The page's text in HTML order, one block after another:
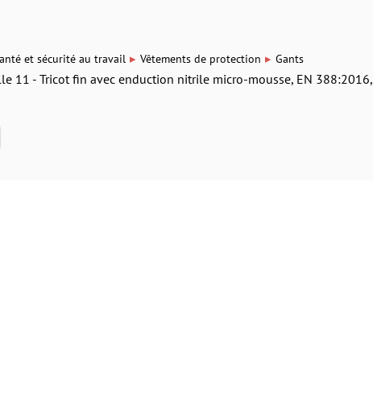
et sécurité au travail ▸ Vêtements de protection ▸ Gants
11 - Tricot fin avec enduction nitrile micro-mousse, EN 388:2016,